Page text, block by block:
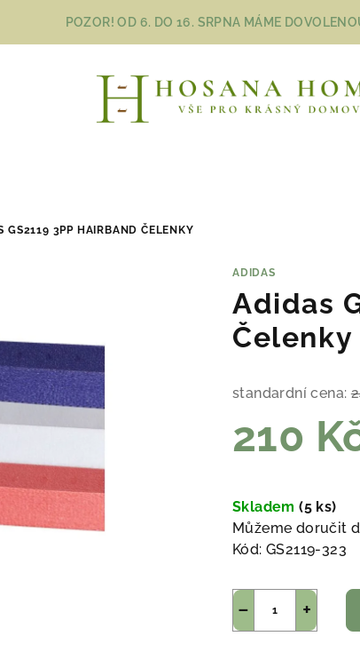
POZOR! OD 6. DO 16. SRPNA MÁME
GS2119 3PP HAIRBAND ČELENKY
ADIDAS
Adidas
Čelenky
standardní cena:
210
cena:
Skladem(5 ks)
Můžeme doručit
Kód: GS2119-323
+
−